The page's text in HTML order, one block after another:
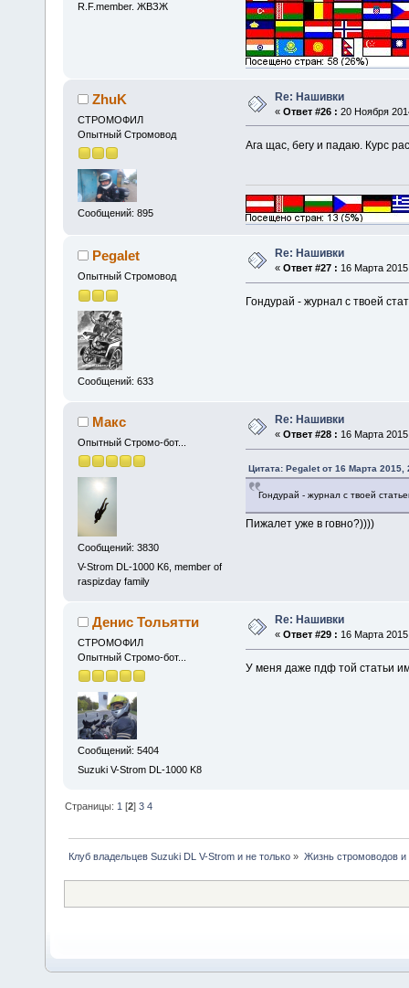
R.F.member. ЖВЗЖ
ZhuK
СТРОМОФИЛ
Опытный Стромовод
Сообщений: 895
Re: Нашивки
« Ответ #26 : 20 Ноября
Ага щас, бегу и падаю. Курс
Pegalet
Опытный Стромовод
Сообщений: 633
Re: Нашивки
« Ответ #27 : 16 Марта
Гондурай - журнал с твоей
Макс
Опытный Стромо-бот...
Сообщений: 3830
V-Strom DL-1000 K6, member of
raspizday family
Re: Нашивки
« Ответ #28 : 16 Марта
Цитата: Pegalet от 16 Марта 2015,
Гондурай - журнал с твоей
Пижалет уже в говно?))))
Денис Тольятти
СТРОМОФИЛ
Опытный Стромо-бот...
Сообщений: 5404
Suzuki V-Strom DL-1000 K8
Re: Нашивки
« Ответ #29 : 16 Марта
У меня даже пдф той статьи
Страницы: 1 [2]3 4
Клуб владельцев Suzuki DL V-Strom и не только » Жизнь стромоводов